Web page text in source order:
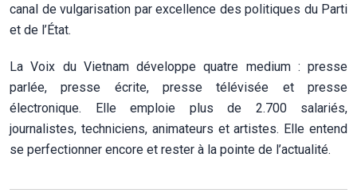
canal de vulgarisation par excellence des politiques du Parti
et de l’État.
La Voix du Vietnam développe quatre medium : presse
parlée, presse écrite, presse télévisée et presse
électronique. Elle emploie plus de 2.700 salariés,
journalistes, techniciens, animateurs et artistes. Elle entend
se perfectionner encore et rester à la pointe de l’actualité.